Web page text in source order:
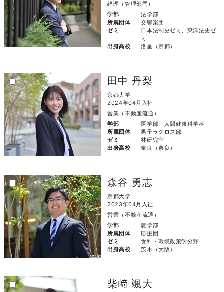
経理（管理部門）
学部
法学部
所属団体
交響楽団
ゼミ
日本法制史ゼミ、東洋法史ゼ
ミ
出身高校
洛星（京都）
田中 丹梨
京都大学
2024年04月入社
営業（不動産流通）
学部
医学部 人間健康科学科
所属団体
男子ラクロス部
ゼミ
林研究室
出身高校
奈良（奈良）
森谷 勇志
京都大学
2023年04月入社
営業（不動産流通）
学部
農学部
所属団体
応援団
ゼミ
食料・環境政策学分野
出身高校
茨木（大阪）
柴﨑 颯大